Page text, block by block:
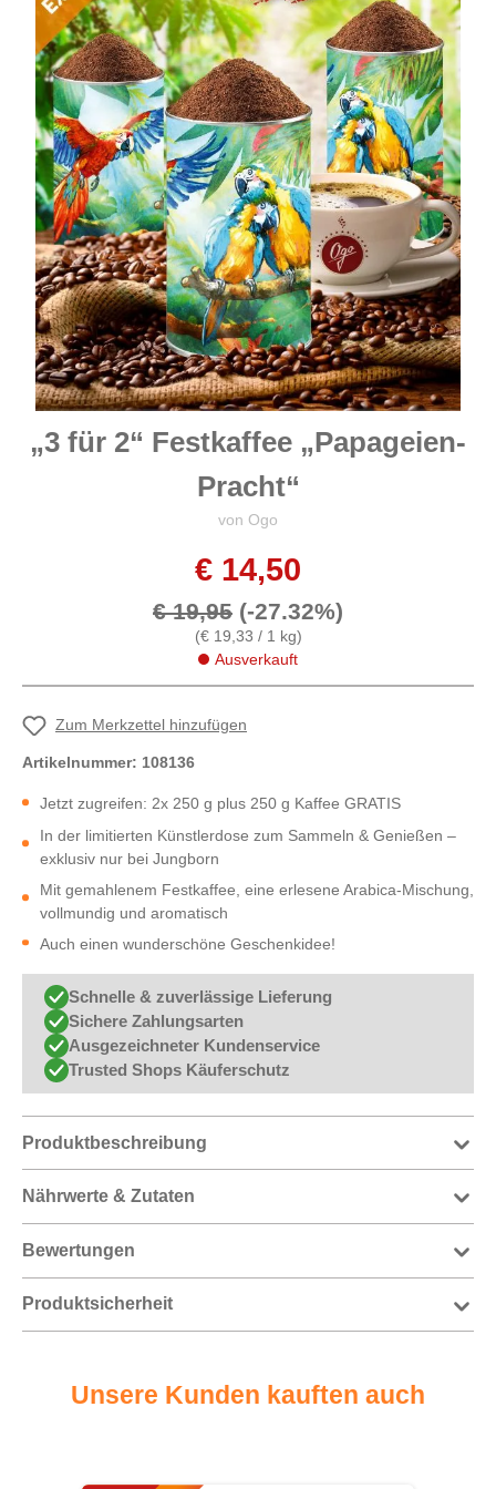
„3 für 2“ Festkaffee „Papageien-
Pracht“
von Ogo
€ 14,50
€ 19,95 (-27.32%)
(€ 19,33 / 1 kg)
Ausverkauft
Zum Merkzettel hinzufügen
Artikelnummer: 108136
Jetzt zugreifen: 2x 250 g plus 250 g Kaffee GRATIS
In der limitierten Künstlerdose zum Sammeln & Genießen –
exklusiv nur bei Jungborn
Mit gemahlenem Festkaffee, eine erlesene Arabica-Mischung,
vollmundig und aromatisch
Auch einen wunderschöne Geschenkidee!
Schnelle & zuverlässige Lieferung
Sichere Zahlungsarten
Ausgezeichneter Kundenservice
Trusted Shops Käuferschutz
Produktbeschreibung
Nährwerte & Zutaten
Bewertungen
Produktsicherheit
Unsere Kunden kauften auch